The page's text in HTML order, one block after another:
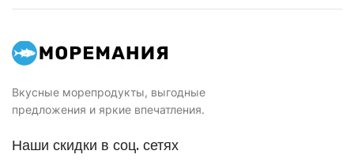
Вкусные морепродукты, выгодные
предложения и яркие впечатления.
Наши скидки в соц. сетях